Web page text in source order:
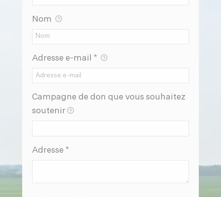
Nom
Adresse e-mail *
Campagne de don que vous souhaitez
soutenir
Adresse *Obligatoire